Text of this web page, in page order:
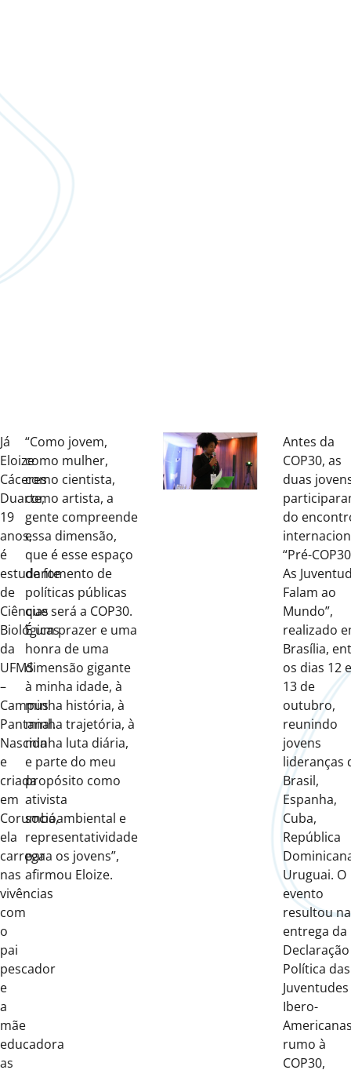
Já
Eloize
Cáceres
Duarte,
19
anos,
é
estudante
de
Ciências
Biológicas
da
UFMS
–
Campus
Pantanal.
Nascida
e
criada
em
Corumbá,
ela
carrega
nas
vivências
com
o
pai
pescador
e
a
mãe
educadora
as
“Como jovem,
como mulher,
como cientista,
como artista, a
gente compreende
essa dimensão,
que é esse espaço
de fomento de
políticas públicas
que será a COP30.
É um prazer e uma
honra de uma
dimensão gigante
à minha idade, à
minha história, à
minha trajetória, à
minha luta diária,
e parte do meu
propósito como
ativista
socioambiental e
representatividade
para os jovens”,
afirmou Eloize.
Antes da
COP30, as
duas
do
“Pré-
As
Falam ao
Mundo”,
realizado
Brasília,
os dias 12 e
13 de
outubro,
reunindo
jovens
lideranças
Brasil,
Espanha,
Cuba,
República
Uruguai. O
evento
resultou na
entrega da
Declaração
Política das
Juventudes
Ibero-
rumo à
COP30,